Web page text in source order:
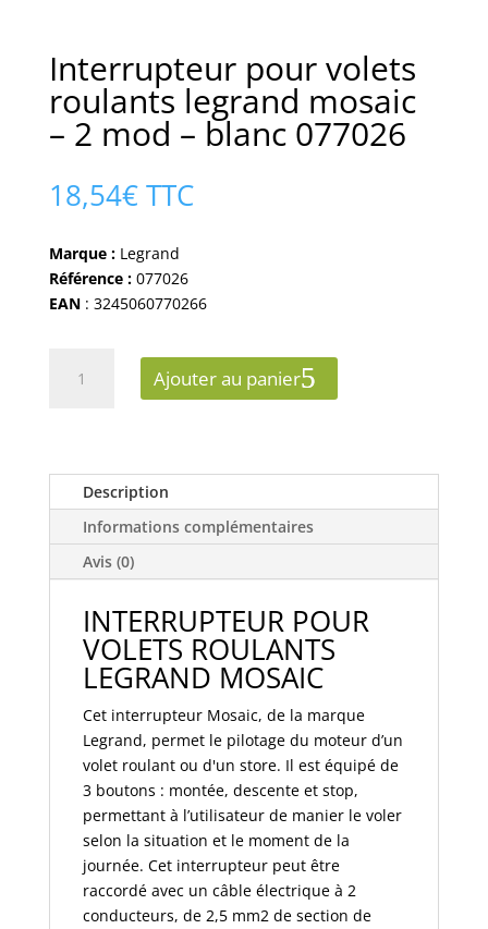
Interrupteur pour volets
roulants legrand mosaic
– 2 mod – blanc 077026
18,54€ TTC
Marque :Legrand
Référence :077026
EAN: 3245060770266
roulants
legrand
mosaic
2
blanc
077026
Ajouter au panier
Description
Informations complémentaires
Avis (0)
INTERRUPTEUR POUR
VOLETS ROULANTS
LEGRAND MOSAIC
Cet interrupteur Mosaic, de la marque
Legrand, permet le pilotage du moteur d’un
volet roulant ou d'un store. Il est équipé de
3 boutons : montée, descente et stop,
permettant à l’utilisateur de manier le voler
selon la situation et le moment de la
journée. Cet interrupteur peut être
raccordé avec un câble électrique à 2
conducteurs, de 2,5 mm2 de section de